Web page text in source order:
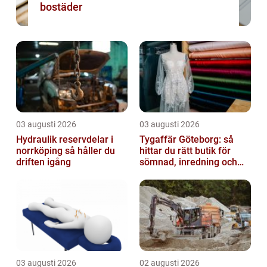
bostäder
03 augusti 2026
Hydraulik reservdelar i
norrköping så håller du
driften igång
03 augusti 2026
Tygaffär Göteborg: så
hittar du rätt butik för
sömnad, inredning och
03 augusti 2026 02 augusti 2026